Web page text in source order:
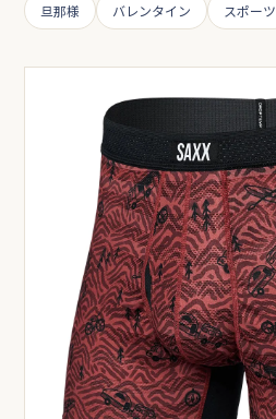
旦那様 バレンタイン スポーツ